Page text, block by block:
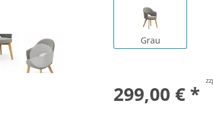
Grau
299,00 € *